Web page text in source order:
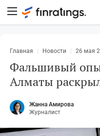
Главная Новости 26 мая
Фальшивый
Алматы
Жанна Амирова
Журналист